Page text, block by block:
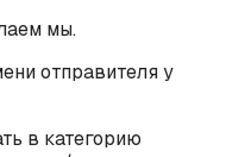
мы.
отправителя у
в категорию